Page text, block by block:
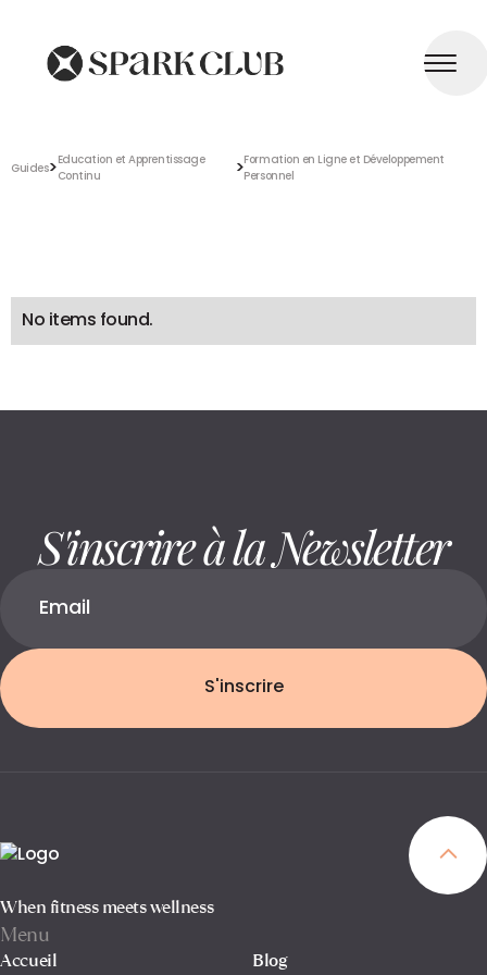
Guides>Education et Apprentissage
Continu
>Formation en Ligne et Développement
Personnel
No items found.
S'inscrire à la Newsletter
S'inscrire
When fitness meets wellness
Menu
Accueil Blog